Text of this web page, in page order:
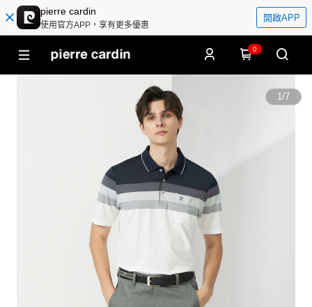
pierre cardin
使用官方APP，享有更多優惠
開啟APP
0
1/7